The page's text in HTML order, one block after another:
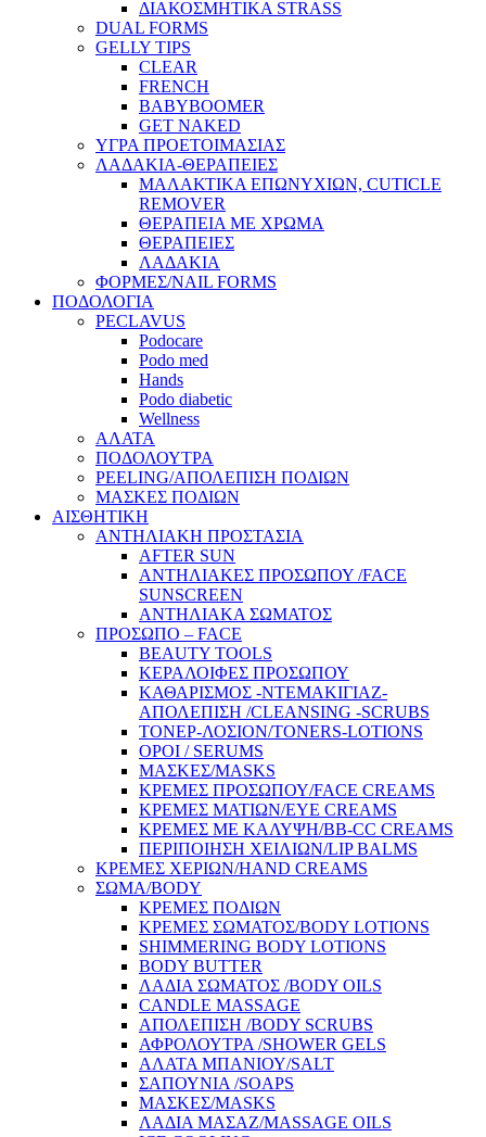
ΔΙΑΚΟΣΜΗΤΙΚΑ STRASS
DUAL FORMS
GELLY TIPS
CLEAR
FRENCH
BABYBOOMER
GET NAKED
ΥΓΡΑ ΠΡΟΕΤΟΙΜΑΣΙΑΣ
ΛΑΔΑΚΙΑ-ΘΕΡΑΠΕΙΕΣ
ΜΑΛΑΚΤΙΚΑ ΕΠΩΝΥΧΙΩΝ, CUTICLE
REMOVER
ΘΕΡΑΠΕΙΑ ΜΕ ΧΡΩΜΑ
ΘΕΡΑΠΕΙΕΣ
ΛΑΔΑΚΙΑ
ΦΟΡΜΕΣ/NAIL FORMS
ΠΟΔΟΛΟΓΙΑ
PECLAVUS
Podocare
Podo med
Hands
Podo diabetic
Wellness
ΑΛΑΤΑ
ΠΟΔΟΛΟΥΤΡΑ
PEELING/ΑΠΟΛΕΠΙΣΗ ΠΟΔΙΩΝ
ΜΑΣΚΕΣ ΠΟΔΙΩΝ
ΑΙΣΘΗΤΙΚΗ
ΑΝΤΗΛΙΑΚΗ ΠΡΟΣΤΑΣΙΑ
AFTER SUN
ΑΝΤΗΛΙΑΚΕΣ ΠΡΟΣΩΠΟΥ /FACE
SUNSCREEN
ΑΝΤΗΛΙΑΚΑ ΣΩΜΑΤΟΣ
ΠΡΟΣΩΠΟ – FACE
BEAUTY TOOLS
ΚΕΡΑΛΟΙΦΕΣ ΠΡΟΣΩΠΟΥ
ΚΑΘΑΡΙΣΜΟΣ -ΝΤΕΜΑΚΙΓΙΑΖ-
ΑΠΟΛΕΠΙΣΗ /CLEANSING -SCRUBS
ΤΟΝΕΡ-ΛΟΣΙΟΝ/TONERS-LOTIONS
ΟΡΟΙ / SERUMS
ΜΑΣΚΕΣ/MASKS
ΚΡΕΜΕΣ ΠΡΟΣΩΠΟΥ/FACE CREAMS
ΚΡΕΜΕΣ ΜΑΤΙΩΝ/EYE CREAMS
ΚΡΕΜΕΣ ΜΕ ΚΑΛΥΨΗ/BB-CC CREAMS
ΠΕΡΙΠΟΙΗΣΗ ΧΕΙΛΙΩΝ/LIP BALMS
ΚΡΕΜΕΣ ΧΕΡΙΩΝ/HAND CREAMS
ΣΩΜΑ/BODY
ΚΡΕΜΕΣ ΠΟΔΙΩΝ
ΚΡΕΜΕΣ ΣΩΜΑΤΟΣ/BODY LOTIONS
SHIMMERING BODY LOTIONS
BODY BUTTER
ΛΑΔΙΑ ΣΩΜΑΤΟΣ /BODY OILS
CANDLE MASSAGE
ΑΠΟΛΕΠΙΣΗ /BODY SCRUBS
ΑΦΡΟΛΟΥΤΡΑ /SHOWER GELS
ΑΛΑΤΑ ΜΠΑΝΙΟΥ/SALT
ΣΑΠΟΥΝΙΑ /SOAPS
ΜΑΣΚΕΣ/MASKS
ΛΑΔΙΑ ΜΑΣΑΖ/MASSAGE OILS